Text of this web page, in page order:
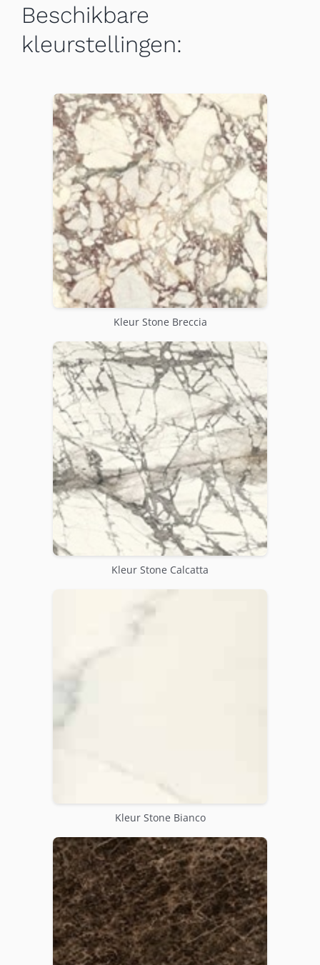
Beschikbare
kleurstellingen:
Kleur Stone Breccia
Kleur Stone Calcatta
Kleur Stone Bianco